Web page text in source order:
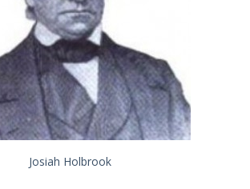
Josiah Holbrook